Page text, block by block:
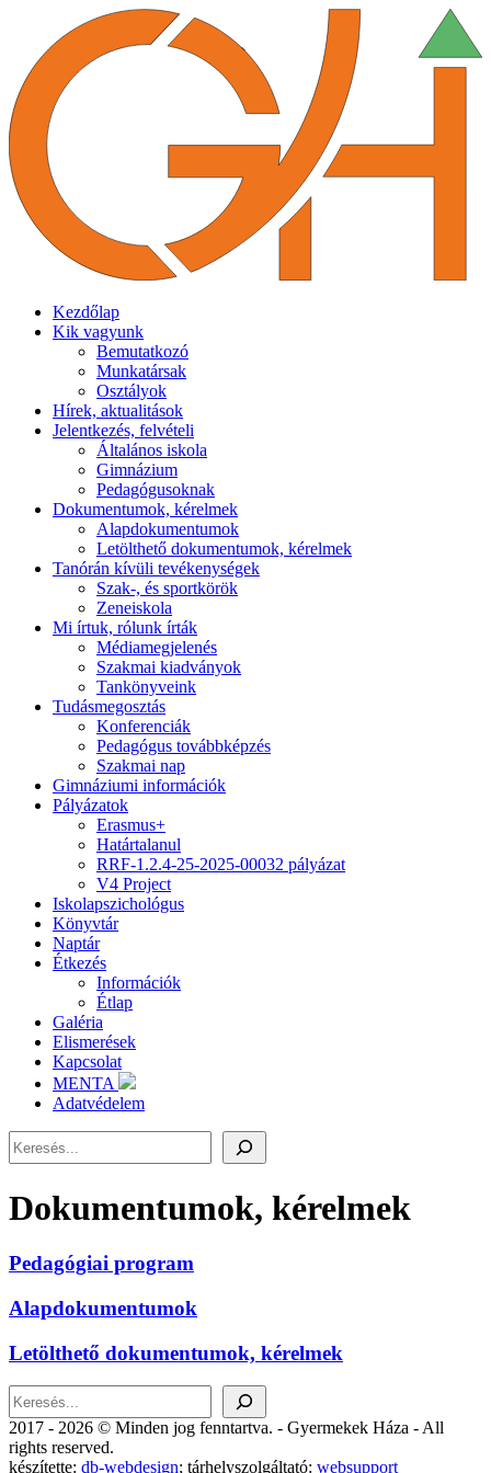
Kezdőlap
Kik vagyunk
Bemutatkozó
Munkatársak
Osztályok
Hírek, aktualitások
Jelentkezés, felvételi
Általános iskola
Gimnázium
Pedagógusoknak
Dokumentumok, kérelmek
Alapdokumentumok
Letölthető dokumentumok, kérelmek
Tanórán kívüli tevékenységek
Szak-, és sportkörök
Zeneiskola
Mi írtuk, rólunk írták
Médiamegjelenés
Szakmai kiadványok
Tankönyveink
Tudásmegosztás
Konferenciák
Pedagógus továbbképzés
Szakmai nap
Gimnáziumi információk
Pályázatok
Erasmus+
Határtalanul
RRF-1.2.4-25-2025-00032 pályázat
V4 Project
Iskolapszichológus
Könyvtár
Naptár
Étkezés
Információk
Étlap
Galéria
Elismerések
Kapcsolat
MENTA
Adatvédelem
Keresés
Dokumentumok, kérelmek
Pedagógiai program
Alapdokumentumok
Letölthető dokumentumok, kérelmek
Keresés
2017 - 2026 © Minden jog fenntartva. - Gyermekek Háza - All
rights reserved.
készítette: db-webdesign; tárhelyszolgáltató: websupport